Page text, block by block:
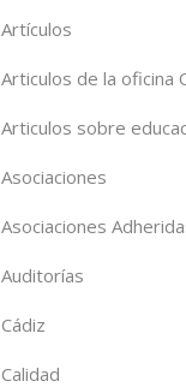
Artículos
Articulos de la oficina
Articulos sobre
Asociaciones
Asociaciones
Auditorías
Cádiz
Calidad